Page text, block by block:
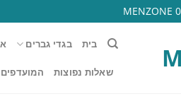
בית בגדי גברים
שאלות נפוצות